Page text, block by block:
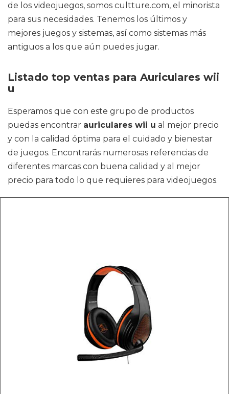
de los videojuegos, somos cultture.com, el minorista
para sus necesidades. Tenemos los últimos y
mejores juegos y sistemas, así como sistemas más
antiguos a los que aún puedes jugar.
Listado top ventas para Auriculares wii
u
Esperamos que con este grupo de productos
puedas encontrar auriculares wii u al mejor precio
y con la calidad óptima para el cuidado y bienestar
de juegos. Encontrarás numerosas referencias de
diferentes marcas con buena calidad y al mejor
precio para todo lo que requieres para videojuegos.